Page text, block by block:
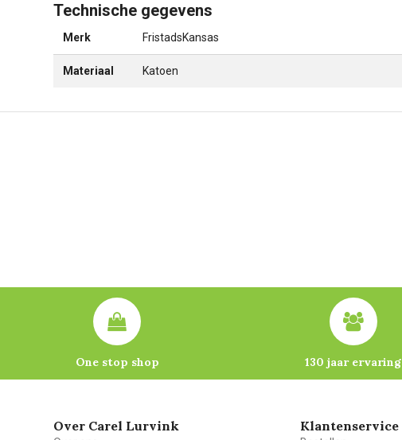
Technische gegevens
Merk FristadsKansas
Materiaal Katoen
One stop shop 130 jaar ervaring
Over Carel Lurvink Klantenservice